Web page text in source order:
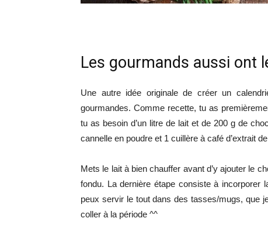
Les gourmands aussi ont
Une autre idée originale de créer un
gourmandes. Comme recette, tu as
tu as besoin d’un litre de lait et de 200 g de
cannelle en poudre et 1 cuillère à café d’extrait
Mets le lait à bien chauffer avant d’y ajouter le
fondu. La dernière étape consiste à incorporer
peux servir le tout dans des tasses/mugs, que
coller à la période ^^